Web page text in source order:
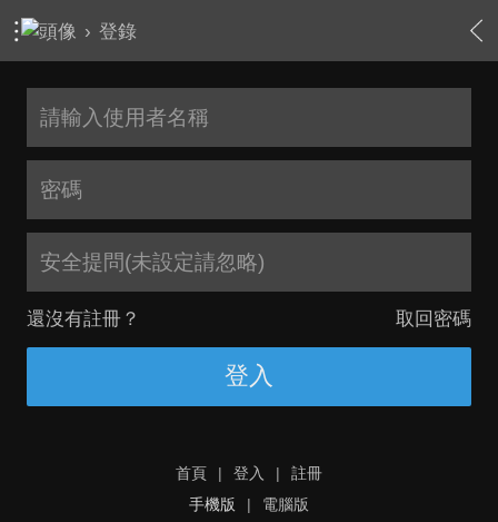
› 登錄
安全提問(未設定請忽略)
還沒有註冊？ 取回密碼
登入
首頁 | 登入 |
註冊
手機版
| 電腦版